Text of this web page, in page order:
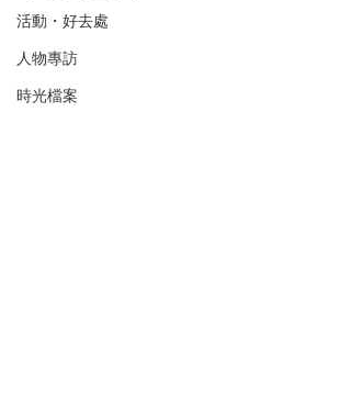
活動・好去處
人物專訪
時光檔案